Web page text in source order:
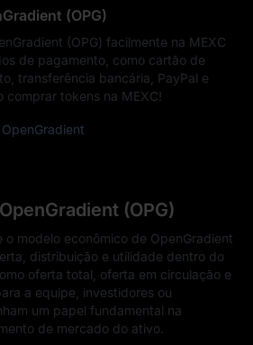
(OPG)
(OPG) facilmente na MEXC
de pagamento, como cartão de
transferência bancária, PayPal e
comprar tokens na MEXC!
(OPG)
modelo econômico de OpenGradient
distribuição e utilidade dentro do
oferta total, oferta em circulação e
a equipe, investidores ou
um papel fundamental na
de mercado do ativo.